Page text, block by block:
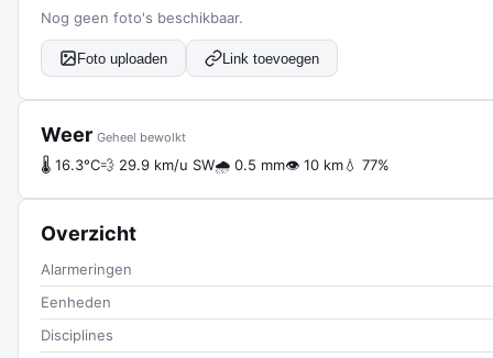
Nog geen foto's beschikbaar.
Foto uploaden Link toevoegen
Weer Geheel bewolkt
🌡 16.3°C💨 29.9 km/u SW🌧 0.5 mm👁 10 km💧 77%
Overzicht
Alarmeringen
Eenheden
Disciplines